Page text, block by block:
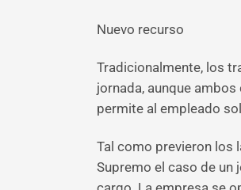
Nuevo recurso
Tradicionalmente, los
jornada, aunque
permite al empleado
Tal como previeron los
Supremo el caso de un